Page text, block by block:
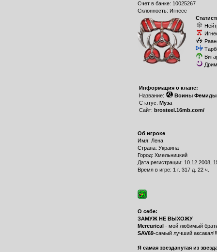
Счет в банке: 10025267
Склонность: Игнесс
Информация о клане:
Название:
Воины Фемиды
Статус: Муза
Сайт: brosteel.16mb.com/
Об игроке
Имя: Лена
Страна: Украина
Город: Хмельницкий
Дата регистрации: 10.12.2008,
Время в игре: 1 г. 317 д. 22 ч.
О себе:
ЗАМУЖ НЕ ВЫХОЖУ
Mercurical- мой любимый
SAV69-самый лучший аксакал!!!
Я самая звезданутая из